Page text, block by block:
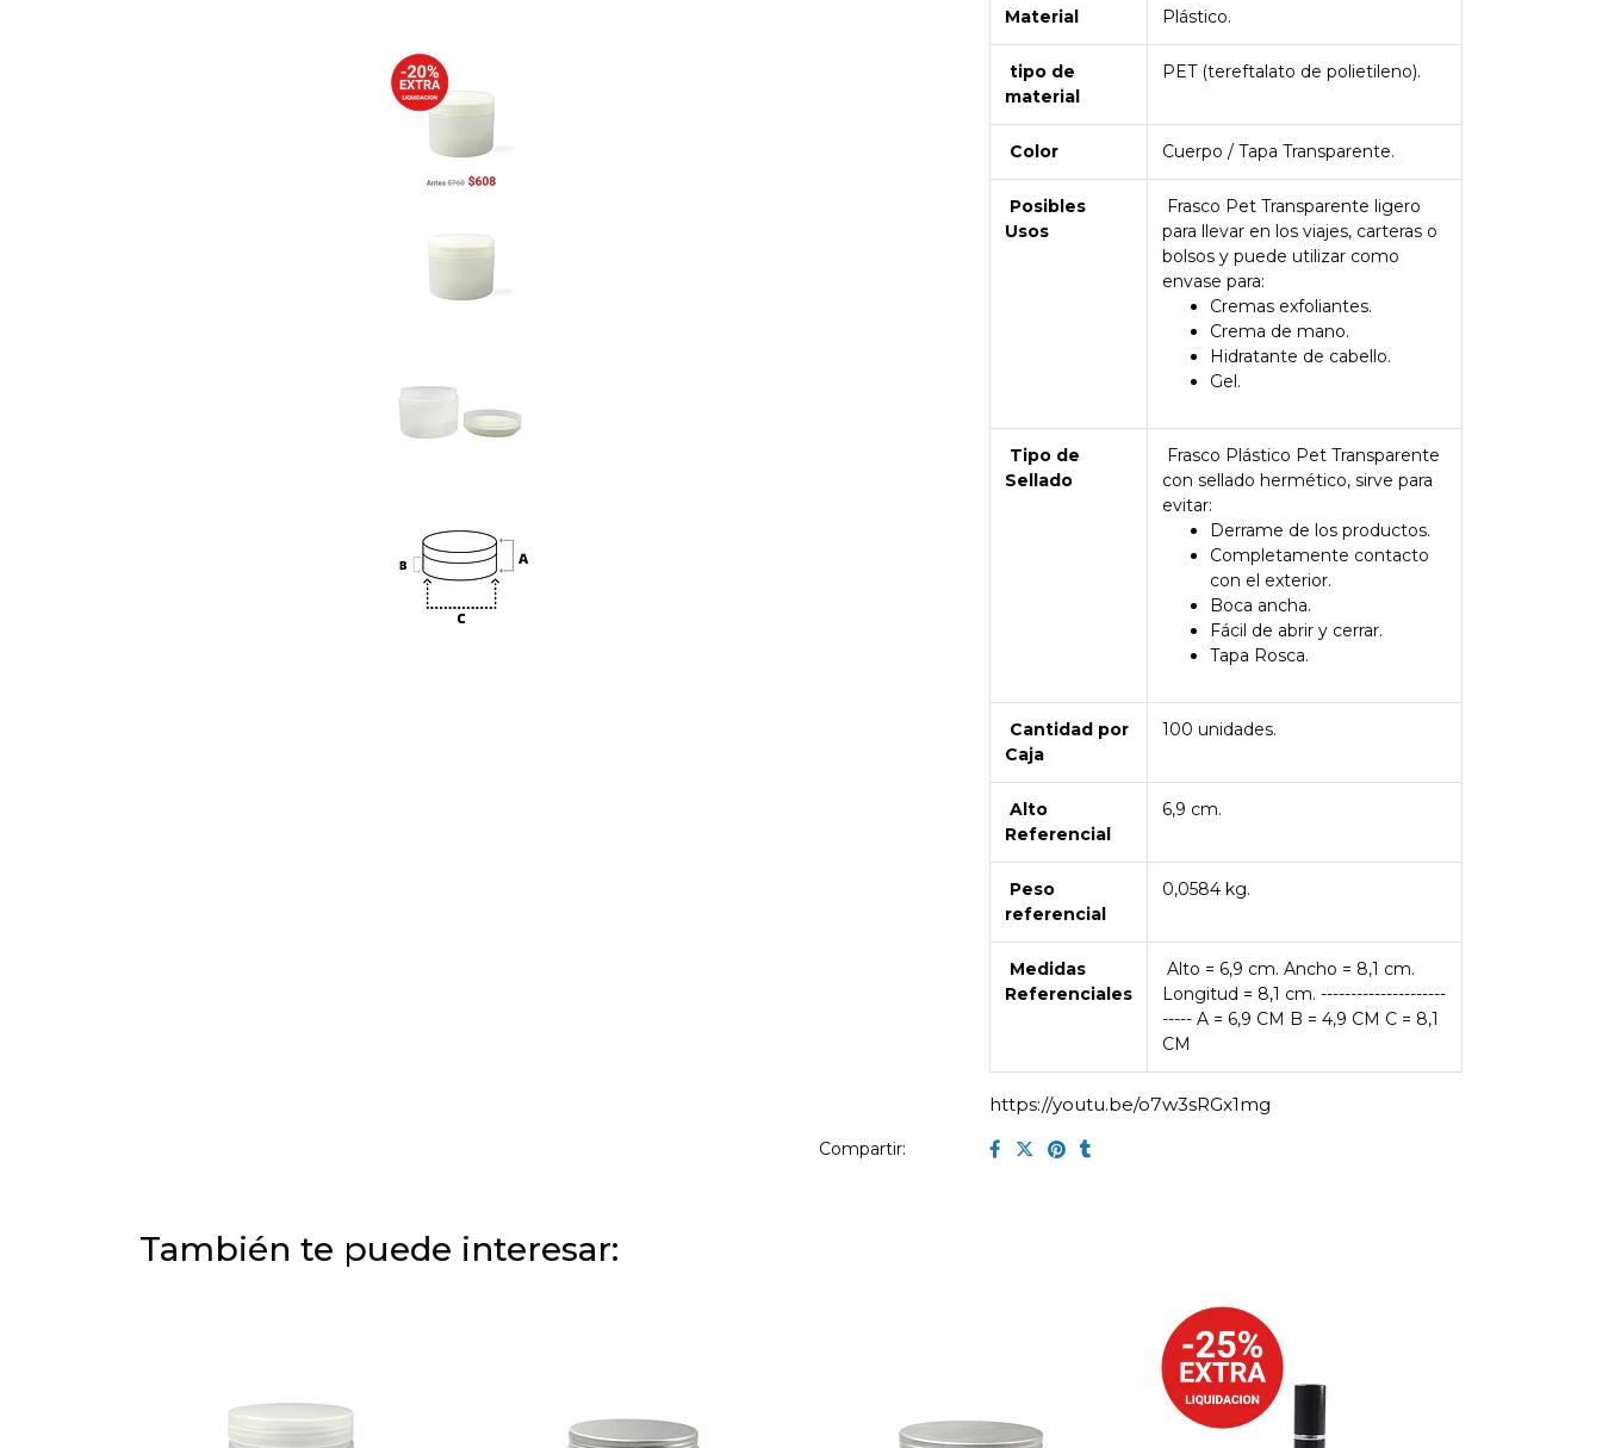
Material Plástico.
tipo de
material
PET (tereftalato de polietileno).
Color Cuerpo / Tapa Transparente.
Posibles
Usos
Frasco Pet Transparente ligero
para llevar en los viajes, carteras o
bolsos y puede utilizar como
envase para:
Cremas exfoliantes.
Crema de mano.
Hidratante de cabello.
Gel.
Tipo de
Sellado
Frasco Plástico Pet Transparente
con sellado hermético, sirve para
evitar:
Derrame de los productos.
Completamente contacto
con el exterior.
Boca ancha.
Fácil de abrir y cerrar.
Tapa Rosca.
Cantidad por
Caja
100 unidades.
Alto
Referencial
6,9 cm.
Peso
referencial
0,0584 kg.
Medidas
Referenciales
Alto = 6,9 cm. Ancho = 8,1 cm.
Longitud = 8,1 cm. ---------------------
----- A = 6,9 CM B = 4,9 CM C = 8,1
CM
https://youtu.be/o7w3sRGx1mg
Compartir:
También te puede interesar: